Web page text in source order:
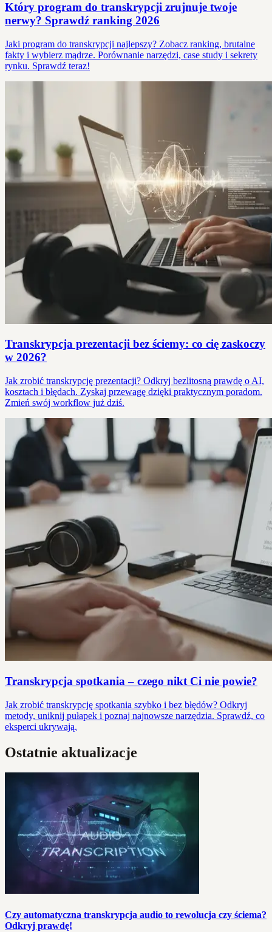
Który program do transkrypcji zrujnuje twoje
nerwy? Sprawdź ranking 2026
Jaki program do transkrypcji najlepszy? Zobacz ranking, brutalne
fakty i wybierz mądrze. Porównanie narzędzi, case study i sekrety
rynku. Sprawdź teraz!
Transkrypcja prezentacji bez ściemy: co cię zaskoczy
w 2026?
Jak zrobić transkrypcję prezentacji? Odkryj bezlitosną prawdę o AI,
kosztach i błędach. Zyskaj przewagę dzięki praktycznym poradom.
Zmień swój workflow już dziś.
Transkrypcja spotkania – czego nikt Ci nie powie?
Jak zrobić transkrypcję spotkania szybko i bez błędów? Odkryj
metody, uniknij pułapek i poznaj najnowsze narzędzia. Sprawdź, co
eksperci ukrywają.
Ostatnie aktualizacje
Czy automatyczna transkrypcja audio to rewolucja czy ściema?
Odkryj prawdę!